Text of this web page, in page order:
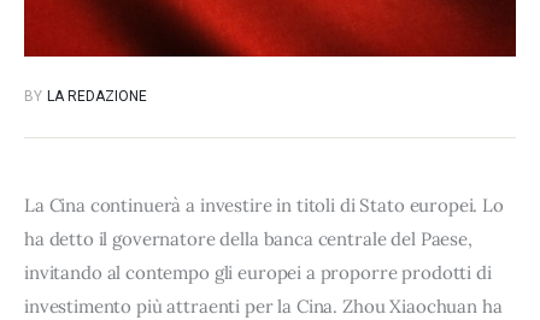
BY LA REDAZIONE
La Cina continuerà a investire in titoli di Stato europei. Lo
ha detto il governatore della banca centrale del Paese,
invitando al contempo gli europei a proporre prodotti di
investimento più attraenti per la Cina. Zhou Xiaochuan ha